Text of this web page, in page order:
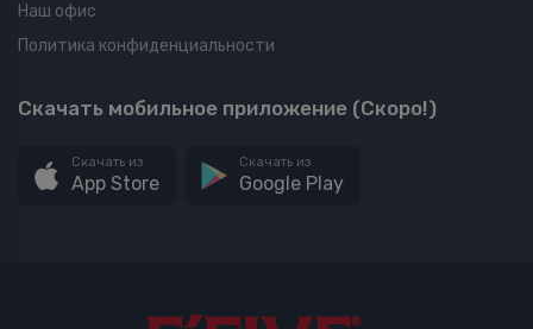
Наш офис
Политика конфиденциальности
Скачать мобильное приложение (Скоро!)
Скачать из
App Store
Скачать из
Google Play